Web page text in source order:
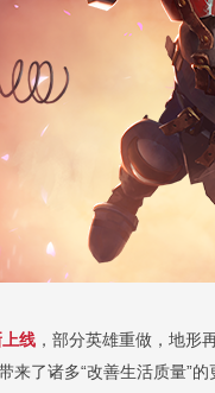
线 ，部分英雄重做，地形
来了诸多“改善生活质量”